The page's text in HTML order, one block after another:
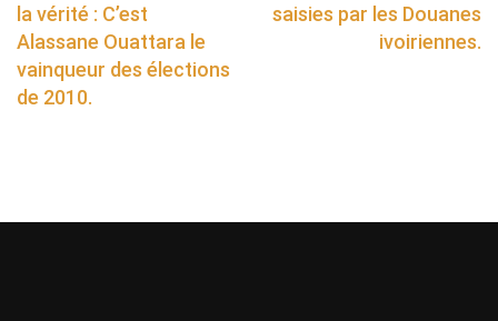
la vérité : C’est
Alassane Ouattara le
vainqueur des élections
de 2010.
saisies par les Douanes
ivoiriennes.